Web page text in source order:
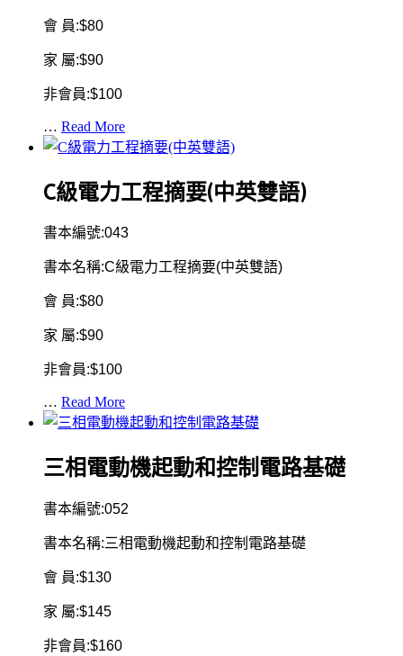
會 員:$80
家 屬:$90
非會員:$100
… Read More
C級電力工程摘要(中英雙語)
書本編號:043
書本名稱:C級電力工程摘要(中英雙語)
會 員:$80
家 屬:$90
非會員:$100
… Read More
三相電動機起動和控制電路基礎
書本編號:052
書本名稱:三相電動機起動和控制電路基礎
會 員:$130
家 屬:$145
非會員:$160